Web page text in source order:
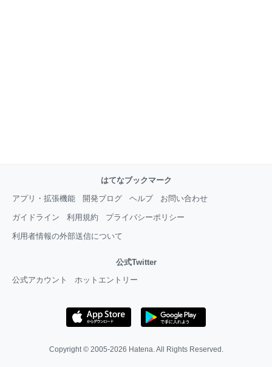
はてなブックマーク
アプリ・拡張機能
開発ブログ ヘルプ お問い合わせ
ガイドライン 利用規約 プライバシーポリシー
利用者情報の外部送信について
公式Twitter
公式アカウント
ホットエントリー
Copyright © 2005-2026 Hatena. All Rights Reserved.